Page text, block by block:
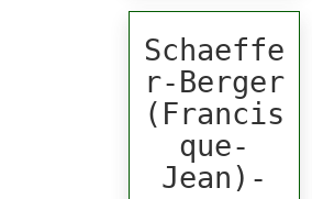
Schaeffe
r-Berger
(Francis
que-
Jean)-